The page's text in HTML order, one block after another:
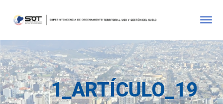
1_ARTÍCULO_19